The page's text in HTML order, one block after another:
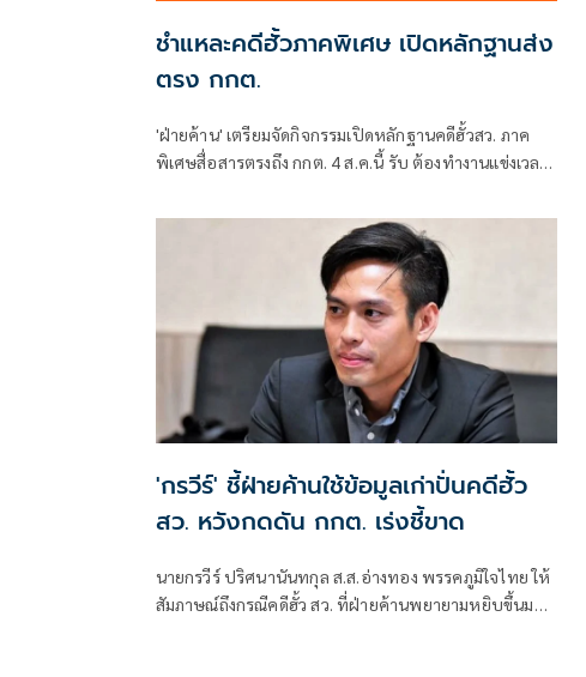
ชำแหละคดีฮั้วภาคพิเศษ เปิดหลักฐานส่ง
ตรง กกต.
'ฝ่ายค้าน' เตรียมจัดกิจกรรมเปิดหลักฐานคดีฮั้วสว. ภาค
พิเศษสื่อสารตรงถึง กกต. 4 ส.ค.นี้ รับ ต้องทำงานแข่งเวลา
เข้าข่ายละเว้นการปฏิบัติหน้าที่หรือไม่
'กรวีร์' ชี้ฝ่ายค้านใช้ข้อมูลเก่าปั่นคดีฮั้ว
สว. หวังกดดัน กกต. เร่งชี้ขาด
นายกรวีร์ ปริศนานันทกุล ส.ส.อ่างทอง พรรคภูมิใจไทย ให้
สัมภาษณ์ถึงกรณีคดีฮั้ว สว. ที่ฝ่ายค้านพยายามหยิบขึ้นมา